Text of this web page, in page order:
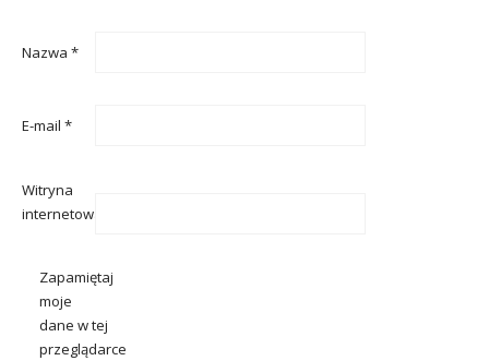
Nazwa *
E-mail *
Witryna
internetowa
Zapamiętaj
moje
dane w tej
przeglądarce